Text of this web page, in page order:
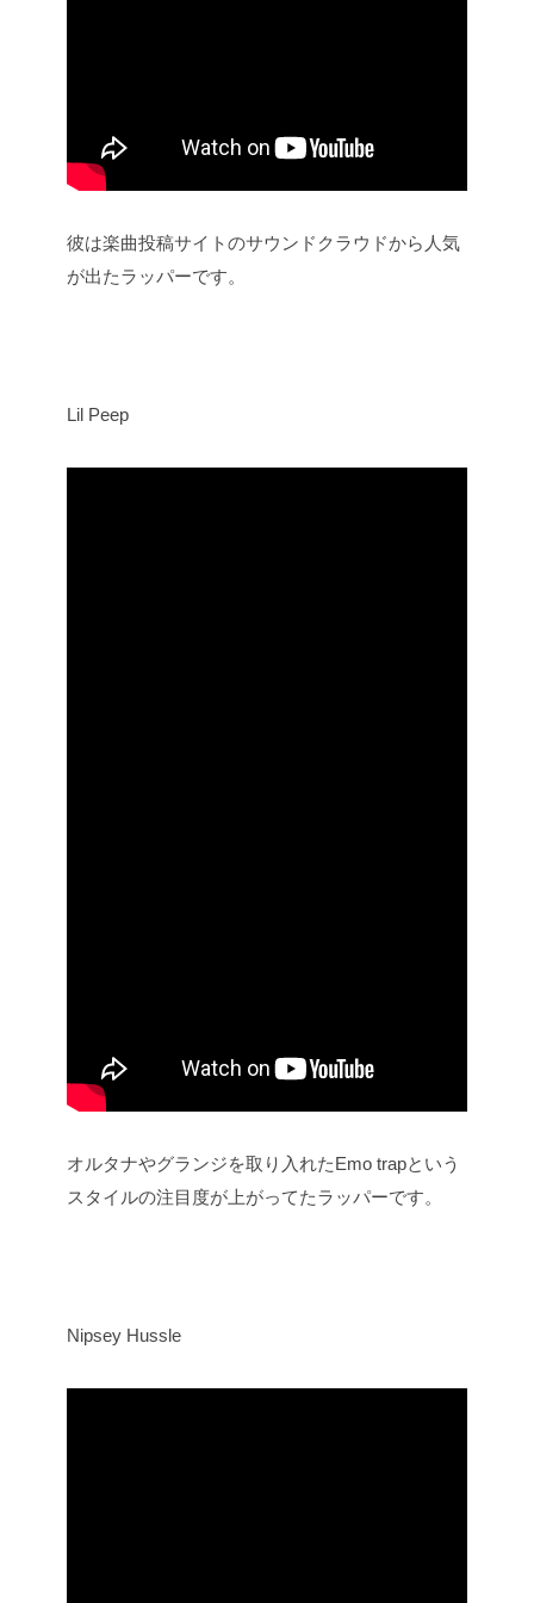
彼は楽曲投稿サイトのサウンドクラウドから人気
が出たラッパーです。
Lil Peep
オルタナやグランジを取り入れたEmo trapという
スタイルの注目度が上がってたラッパーです。
Nipsey Hussle